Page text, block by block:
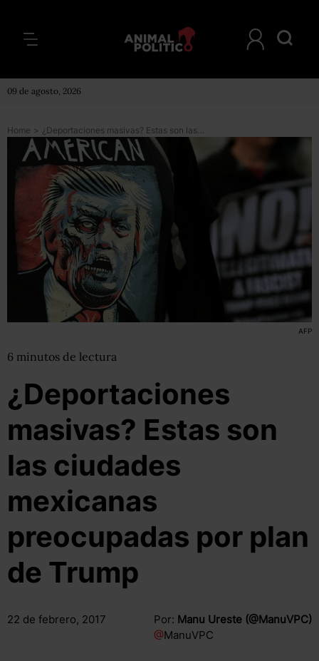
09 de agosto, 2026
Home > ¿Deportaciones masivas? Estas son las ciudades mexicanas preocupadas por plan de Trump
AFP
6 minutos de lectura
¿Deportaciones
masivas? Estas son
las ciudades
mexicanas
preocupadas por plan
de Trump
22 de febrero, 2017 Por: Manu Ureste (@ManuVPC)
@ManuVPC